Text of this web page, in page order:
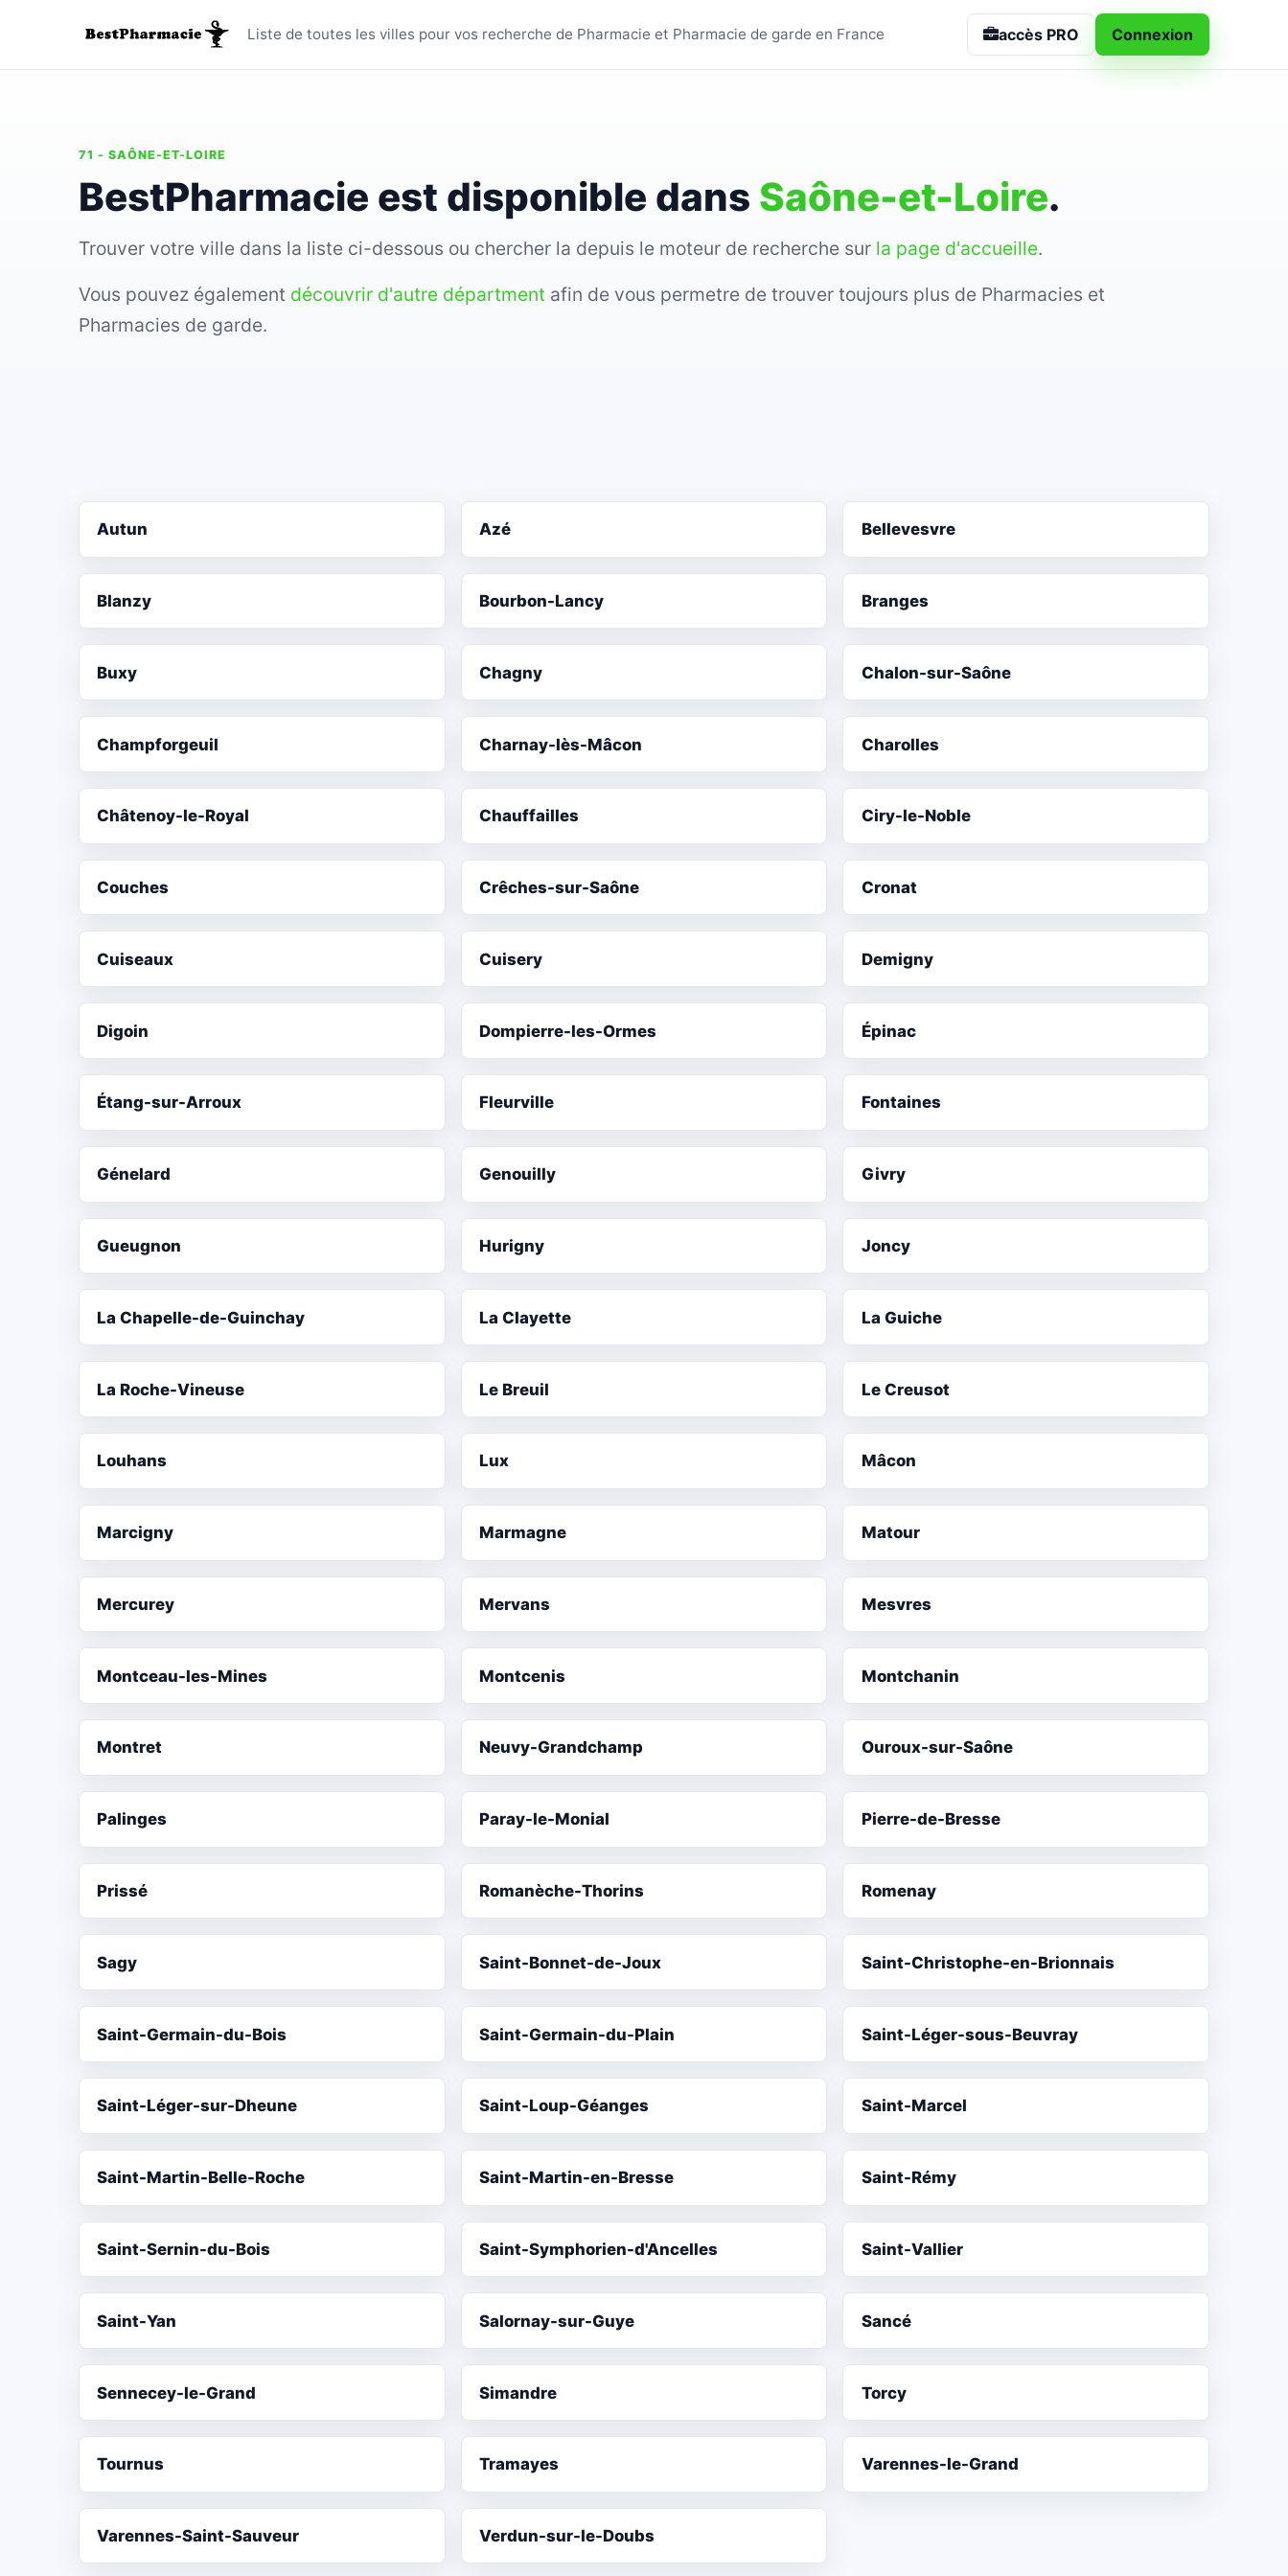
Toutes les villes - BestPharmacie
Liste de toutes les villes pour vos recherche de Pharmacie et Pharmacie de garde en France accès PRO Connexion
71 - SAÔNE-ET-LOIRE
BestPharmacie est disponible dans Saône-et-Loire.
Trouver votre ville dans la liste ci-dessous ou chercher la depuis le moteur de recherche sur la page d'accueille.
Vous pouvez également découvrir d'autre départment afin de vous permetre de trouver toujours plus de Pharmacies et
Pharmacies de garde.
Autun Azé Bellevesvre
Blanzy Bourbon-Lancy Branges
Buxy Chagny Chalon-sur-Saône
Champforgeuil Charnay-lès-Mâcon Charolles
Châtenoy-le-Royal Chauffailles Ciry-le-Noble
Couches Crêches-sur-Saône Cronat
Cuiseaux Cuisery Demigny
Digoin Dompierre-les-Ormes Épinac
Étang-sur-Arroux Fleurville Fontaines
Génelard Genouilly Givry
Gueugnon Hurigny Joncy
La Chapelle-de-Guinchay La Clayette La Guiche
La Roche-Vineuse Le Breuil Le Creusot
Louhans Lux Mâcon
Marcigny Marmagne Matour
Mercurey Mervans Mesvres
Montceau-les-Mines Montcenis Montchanin
Montret Neuvy-Grandchamp Ouroux-sur-Saône
Palinges Paray-le-Monial Pierre-de-Bresse
Prissé Romanèche-Thorins Romenay
Sagy Saint-Bonnet-de-Joux Saint-Christophe-en-Brionnais
Saint-Germain-du-Bois Saint-Germain-du-Plain Saint-Léger-sous-Beuvray
Saint-Léger-sur-Dheune Saint-Loup-Géanges Saint-Marcel
Saint-Martin-Belle-Roche Saint-Martin-en-Bresse Saint-Rémy
Saint-Sernin-du-Bois Saint-Symphorien-d'Ancelles Saint-Vallier
Saint-Yan Salornay-sur-Guye Sancé
Sennecey-le-Grand Simandre Torcy
Tournus Tramayes Varennes-le-Grand
Varennes-Saint-Sauveur Verdun-sur-le-Doubs